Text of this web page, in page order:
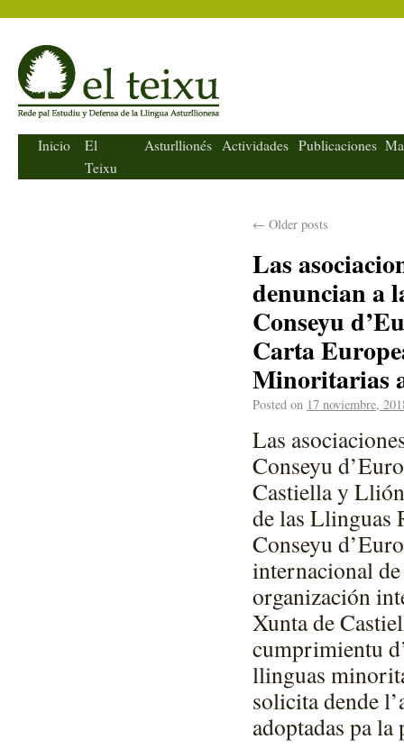
El Teixu
Inicio
El
Teixu
Asturllionés Actividades Publicaciones
← Older posts
Las
denuncian a
Conseyu
Carta
Minoritarias
Posted on 17 noviembre,
Las
Conseyu
Castiella y
de las Llinguas
Conseyu
internacional
organización
Xunta de
cumprimientu
llinguas
solicita dende
adoptadas pa